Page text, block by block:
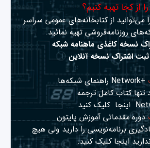
از کجا تهیه کنیم؟
می‌توانید از کتابخانه‌های عمومی سراسر
روزنامه‌فروشی تهیه نمائید.
نسخه کاغذی ماهنامه شبکه
ثبت اشتراک نسخه آنلاین
+Network راهنمای شبکه‌ها
تنها کتاب کامل ترجمه
اینجا کلیک کنید.
دوره مقدماتی آموزش پایتون
برنامه‌نویسی را دارید ولی هیچ
اینجا کلیک کنید.